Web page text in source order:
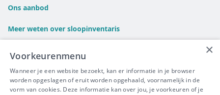
Ons aanbod
Meer weten over sloopinventaris
Links
×
Voorkeurenmenu
Wanneer je een website bezoekt, kan er informatie in je browser
worden opgeslagen of eruit worden opgehaald, voornamelijk in de
vorm van cookies. Deze informatie kan over jou, je voorkeuren of je